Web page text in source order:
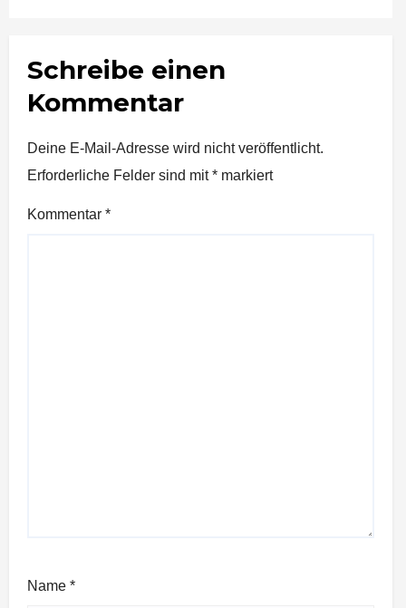
Schreibe einen
Kommentar
Deine E-Mail-Adresse wird nicht veröffentlicht.
Erforderliche Felder sind mit* markiert
Kommentar *
Name *